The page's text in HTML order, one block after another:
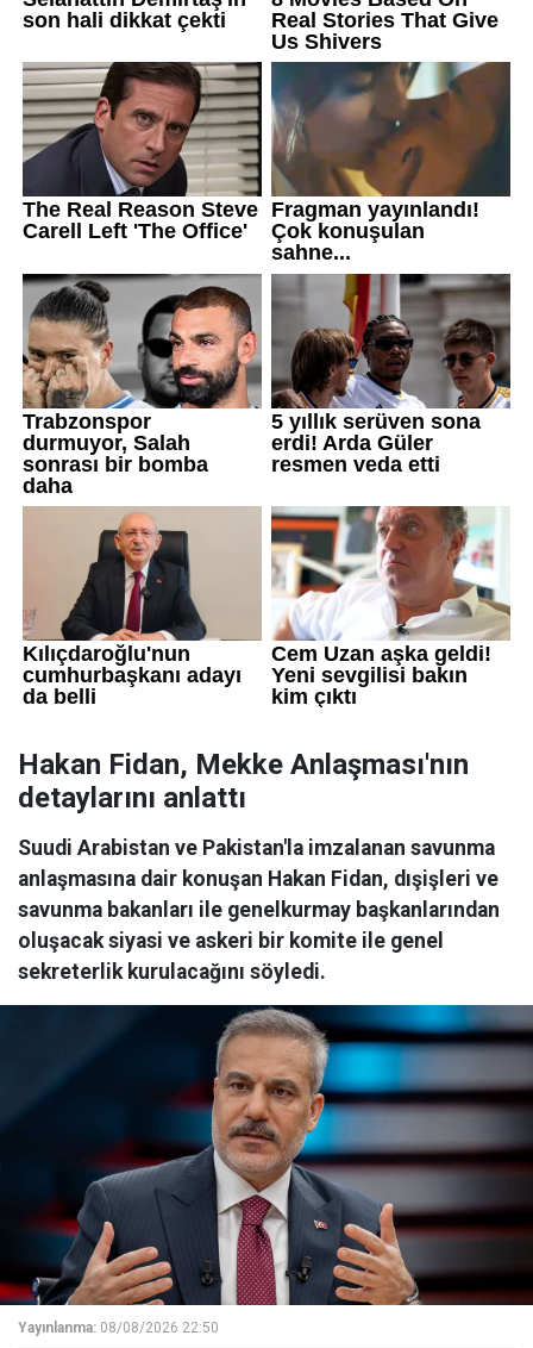
Hakan Fidan, Mekke Anlaşması'nın
detaylarını anlattı
Suudi Arabistan ve Pakistan'la imzalanan savunma
anlaşmasına dair konuşan Hakan Fidan, dışişleri ve
savunma bakanları ile genelkurmay başkanlarından
oluşacak siyasi ve askeri bir komite ile genel
sekreterlik kurulacağını söyledi.
Yayınlanma: 08/08/2026 22:50